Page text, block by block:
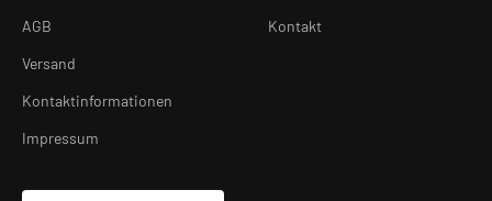
AGB
Versand
Kontaktinformationen
Impressum
Kontakt